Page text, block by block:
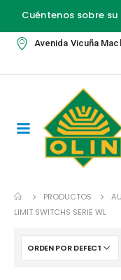
Cuéntenos sobre
Avenida Vicuña
PRODUCTOS
LIMIT SWITCHS SERIE WL